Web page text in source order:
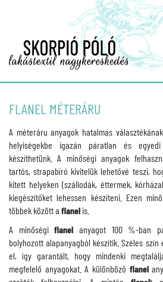
FLANEL MÉTERÁRU
A méteráru anyagok hatalmas
helyiségekbe igazán páratlan és egyedi
készíthetünk. A minőségi anyagok
tartós, strapabíró kivitelük lehetővé teszi,
kitett helyeken (szállodák, éttermek,
kiegészítőket lehessen készíteni. Ezen
többek között a flanel is.
A minőségiflanelanyagot 100 %-ban
bolyhozott alapanyagból készítik. Széles
el, így garantált, hogy mindenki
megfelelő anyagokat. A különböző flanel